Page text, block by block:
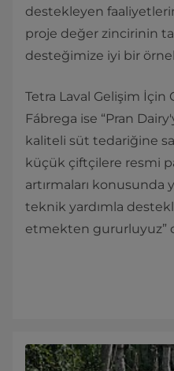
destekleyen
proje değer zincirinin
desteğimize iyi bir
Tetra Laval Gelişim İçin
Fábrega ise “Pran
kaliteli süt tedariğine
küçük çiftçilere resmi
artırmaları konusunda
teknik yardımla
etmekten gururluyuz”